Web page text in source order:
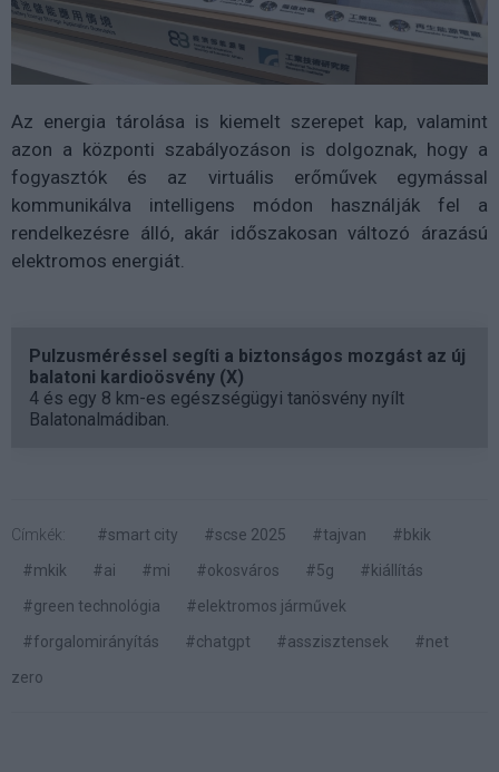
Az energia tárolása is kiemelt szerepet kap, valamint
azon a központi szabályozáson is dolgoznak, hogy a
fogyasztók és az virtuális erőművek egymással
kommunikálva intelligens módon használják fel a
rendelkezésre álló, akár időszakosan változó árazású
elektromos energiát.
Pulzusméréssel segíti a biztonságos mozgást az új
balatoni kardioösvény (X)
4 és egy 8 km-es egészségügyi tanösvény nyílt
Balatonalmádiban.
Címkék: #smart city #scse 2025 #tajvan
#bkik
#mkik
#ai #mi #okosváros #5g
#kiállítás
#green technológia
#elektromos járművek
#forgalomirányítás
#chatgpt #asszisztensek
#net
zero